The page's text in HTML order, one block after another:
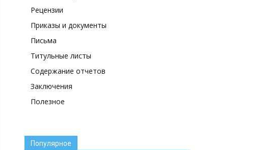
Рецензии
Приказы и документы
Письма
Титульные листы
Содержание отчетов
Заключения
Полезное
Популярное